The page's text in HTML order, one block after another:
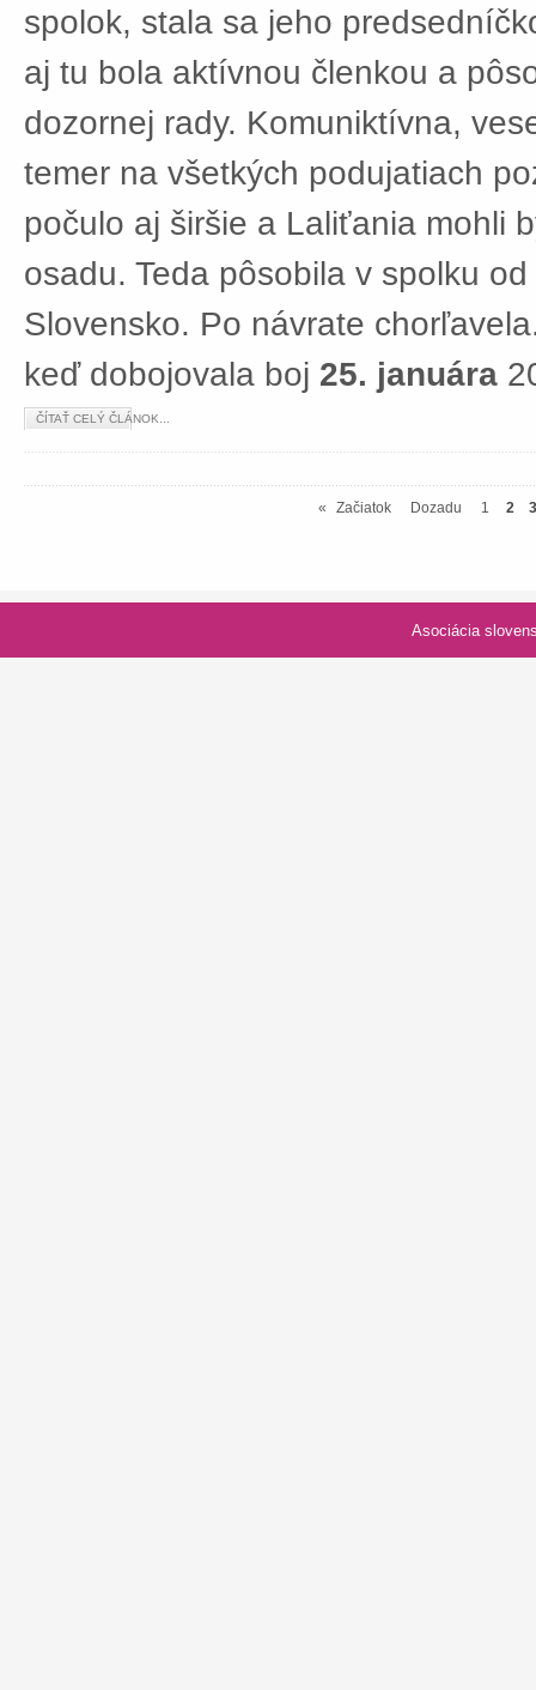
spolok, stala sa jeho
aj tu bola aktívnou členkou a
dozornej rady. Komuniktívna,
temer na všetkých podujatiach
počulo aj širšie a Laliťania mohli
osadu. Teda pôsobila v spolku
Slovensko. Po návrate
keď dobojovala boj 25. januára
ČÍTAŤ CELÝ ČLÁNOK...
« Začiatok Dozadu 1 2 3
Asociácia slovenských